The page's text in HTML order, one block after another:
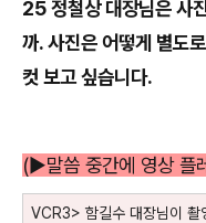
25정철상 대장님은 사
까.사진은 어떻게 별도
컷 보고 싶습니다.
(▶말씀 중간에 영상 플
VCR3> 함길수 대장님이 촬